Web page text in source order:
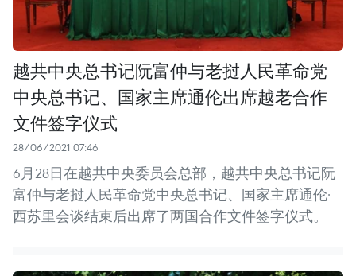
越共中央总书记阮富仲与老挝人民革命党
中央总书记、国家主席通伦出席越老合作
文件签字仪式
28/06/2021 07:46
6月28日在越共中央委员会总部，越共中央总书记阮
富仲与老挝人民革命党中央总书记、国家主席通伦·
西苏里会谈结束后出席了两国合作文件签字仪式。